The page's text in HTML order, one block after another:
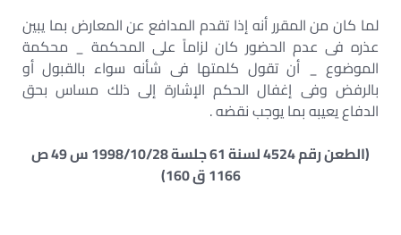
لما كان من المقرر أنه إذا تقدم المدافع عن المعارض بما يبين
عذره فى عدم الحضور كان لزاماً على المحكمة _ محكمة
الموضوع _ أن تقول كلمتها فى شأنه سواء بالقبول أو
بالرفض وفى إغفال الحكم الإشارة إلى ذلك مساس بحق
الدفاع يعيبه بما يوجب نقضه .
(الطعن رقم 4524 لسنة 61 جلسة 1998/10/28 س 49 ص
1166 ق 160)